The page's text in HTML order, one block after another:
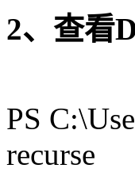
2、查看
PS
recurse